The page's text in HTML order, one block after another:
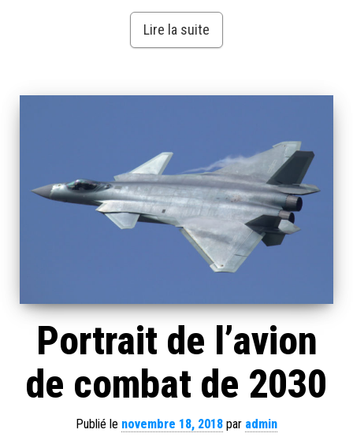
Lire la suite
Portrait de l’avion
de combat de 2030
Publié le novembre 18, 2018 par admin